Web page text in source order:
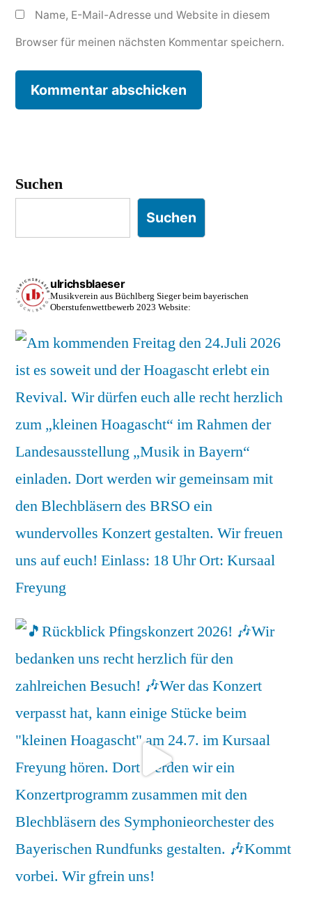
Name, E-Mail-Adresse und Website in diesem
Browser für meinen nächsten Kommentar speichern.
Suchen
Suchen
ulrichsblaeser
Musikverein aus Büchlberg Sieger beim bayerischen
Oberstufenwettbewerb 2023 Website: